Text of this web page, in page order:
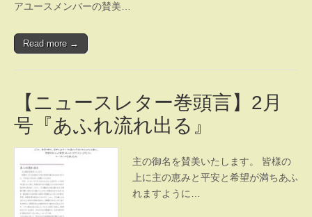
アユースメンバーの賛美…
Read more →
【ニュースレター巻頭言】2月
号『あふれ流れ出る』
主の御名を賛美いたします。 皆様の
上に主の恵みと平安と希望が満ちあふ
れますように…